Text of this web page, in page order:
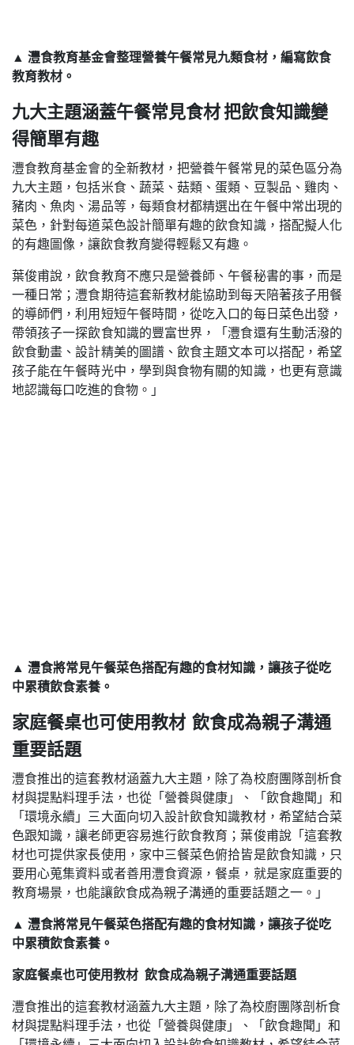
▲ 灃食教育基金會整理營養午餐常見九類食材，編寫飲食
教育教材。
九大主題涵蓋午餐常見食材 把飲食知識變
得簡單有趣
灃食教育基金會的全新教材，把營養午餐常見的菜色區分為
九大主題，包括米食、蔬菜、菇類、蛋類、豆製品、雞肉、
豬肉、魚肉、湯品等，每類食材都精選出在午餐中常出現的
菜色，針對每道菜色設計簡單有趣的飲食知識，搭配擬人化
的有趣圖像，讓飲食教育變得輕鬆又有趣。
葉俊甫說，飲食教育不應只是營養師、午餐秘書的事，而是
一種日常；灃食期待這套新教材能協助到每天陪著孩子用餐
的導師們，利用短短午餐時間，從吃入口的每日菜色出發，
帶領孩子一探飲食知識的豐富世界，「灃食還有生動活潑的
飲食動畫、設計精美的圖譜、飲食主題文本可以搭配，希望
孩子能在午餐時光中，學到與食物有關的知識，也更有意識
地認識每口吃進的食物。」
▲ 灃食將常見午餐菜色搭配有趣的食材知識，讓孩子從吃
中累積飲食素養。
家庭餐桌也可使用教材 飲食成為親子溝通
重要話題
灃食推出的這套教材涵蓋九大主題，除了為校廚團隊剖析食
材與提點料理手法，也從「營養與健康」、「飲食趣聞」和
「環境永續」三大面向切入設計飲食知識教材，希望結合菜
色跟知識，讓老師更容易進行飲食教育；葉俊甫說「這套教
材也可提供家長使用，家中三餐菜色俯拾皆是飲食知識，只
要用心蒐集資料或者善用灃食資源，餐桌，就是家庭重要的
教育場景，也能讓飲食成為親子溝通的重要話題之一。」
▲ 灃食將常見午餐菜色搭配有趣的食材知識，讓孩子從吃
中累積飲食素養。
家庭餐桌也可使用教材 飲食成為親子溝通重要話題
灃食推出的這套教材涵蓋九大主題，除了為校廚團隊剖析食
材與提點料理手法，也從「營養與健康」、「飲食趣聞」和